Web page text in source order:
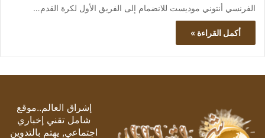
الفرنسي أنتوني موديست للانضمام إلى الفريق الأول لكرة القدم…
أكمل القراءة »
إشراق العالم..موقع
شامل تقني إخباري
اجتماعي, يهتم بالتدوين